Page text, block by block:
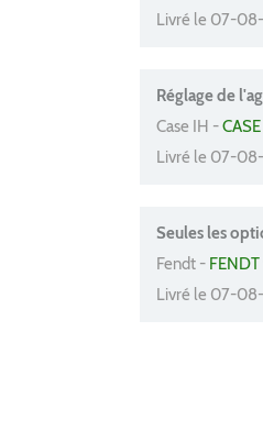
Livré le 07-
Réglage de
Case IH -
Livré le 07-
Seules les
Fendt -
Livré le 07-